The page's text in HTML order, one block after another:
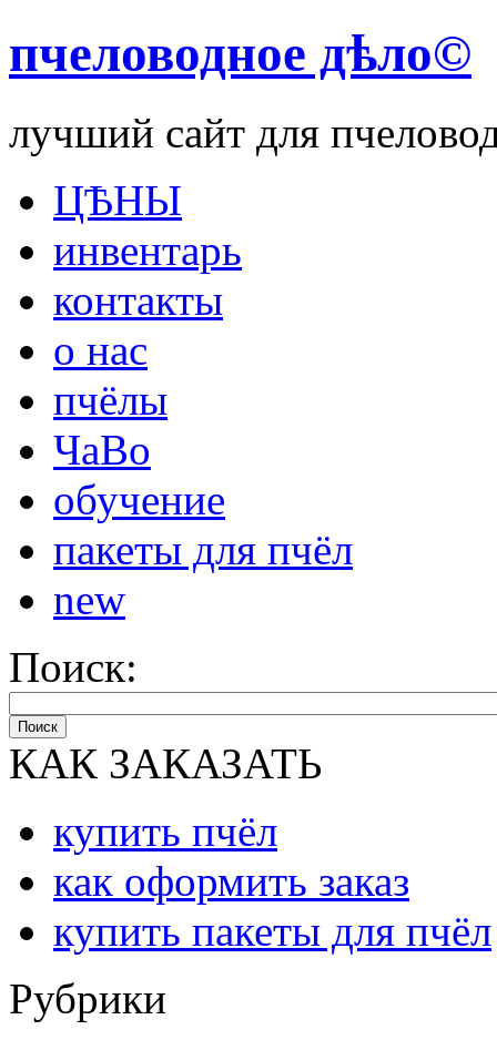
пчеловодное дѣло©
лучший сайт для
ЦѢНЫ
инвентарь
контакты
о нас
пчёлы
ЧаВо
обучение
пакеты для пчёл
new
Поиск:
Поиск
КАК ЗАКАЗАТЬ
купить пчёл
как оформить заказ
купить пакеты для пчёл
Рубрики